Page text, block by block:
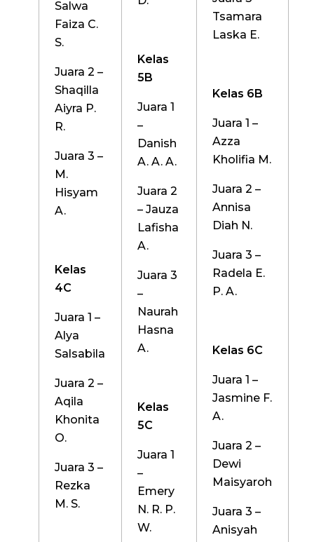
Salwa
Faiza C.
S.
Juara 2 –
Shaqilla
Aiyra P.
R.
Juara 3 –
M.
Hisyam
A.
Kelas
4C
Juara 1 –
Alya
Salsabila
Juara 2 –
Aqila
Khonita
O.
Juara 3 –
Rezka
M. S.
Kelas
5B
Juara 1
–
Danish
A. A. A.
Juara 2
– Jauza
Lafisha
A.
Juara 3
–
Naurah
Hasna
A.
Kelas
5C
Juara 1
–
Emery
N. R. P.
W.
Tsamara
Laska E.
Kelas 6B
Juara 1 –
Azza
Kholifia M.
Juara 2 –
Annisa
Diah N.
Juara 3 –
Radela E.
P. A.
Kelas 6C
Juara 1 –
Jasmine F.
A.
Juara 2 –
Dewi
Maisyaroh
Juara 3 –
Anisyah